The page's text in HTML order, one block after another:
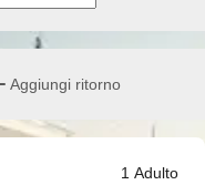
Aggiungi ritorno
1 Adulto